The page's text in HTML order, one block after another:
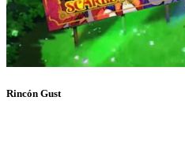
Rincón Gust